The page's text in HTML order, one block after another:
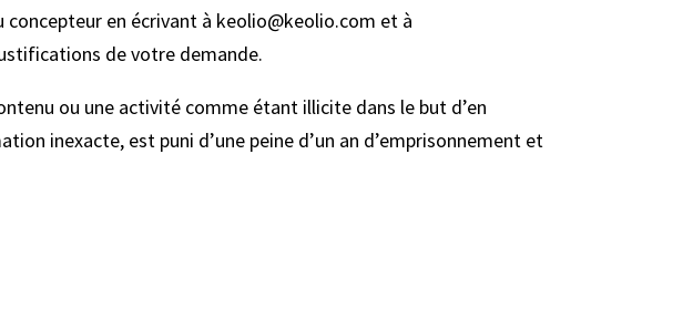
en écrivant à keolio@keolio.com et à
de votre demande.
ou une activité comme étant illicite dans le but d’en
inexacte, est puni d’une peine d’un an d’emprisonnement et